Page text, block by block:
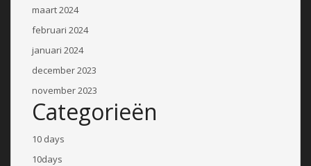
maart 2024
februari 2024
januari 2024
december 2023
november 2023
Categorieën
10 days
10days